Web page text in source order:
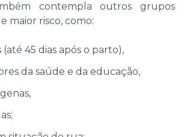
contempla outros grupos
maior risco, como:
45 dias após o parto),
da saúde e da educação,